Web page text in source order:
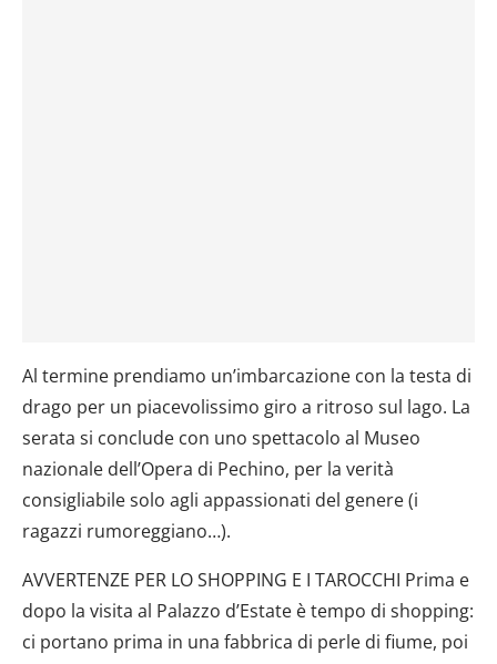
Al termine prendiamo un’imbarcazione con la testa di
drago per un piacevolissimo giro a ritroso sul lago. La
serata si conclude con uno spettacolo al Museo
nazionale dell’Opera di Pechino, per la verità
consigliabile solo agli appassionati del genere (i
ragazzi rumoreggiano…).
AVVERTENZE PER LO SHOPPING E I TAROCCHI Prima e
dopo la visita al Palazzo d’Estate è tempo di shopping:
ci portano prima in una fabbrica di perle di fiume, poi